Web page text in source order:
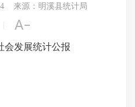
来源：明溪县统计局

会发展统计公报